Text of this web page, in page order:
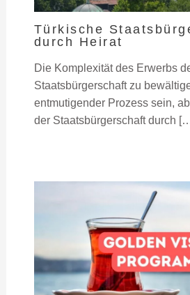
Türkische
durch Heirat
Die Komplexität des Erwerbs
Staatsbürgerschaft zu
entmutigender Prozess sein,
der Staatsbürgerschaft durch